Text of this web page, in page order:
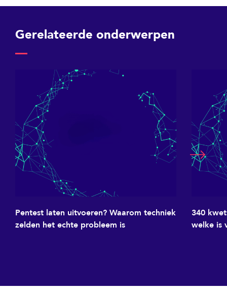
Gerelateerde onderwerpen
Pentest laten uitvoeren? Waarom techniek
zelden het echte probleem is
340
welke is